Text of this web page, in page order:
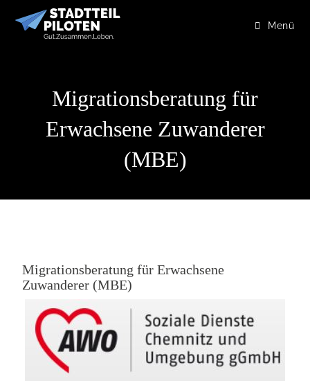
Menü
Migrationsberatung für
Erwachsene Zuwanderer
(MBE)
Migrationsberatung für Erwachsene
Zuwanderer (MBE)